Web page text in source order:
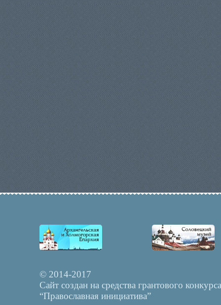
© 2014-2017
Сайт создан на средства грантового конкурса
“Православная инициатива”